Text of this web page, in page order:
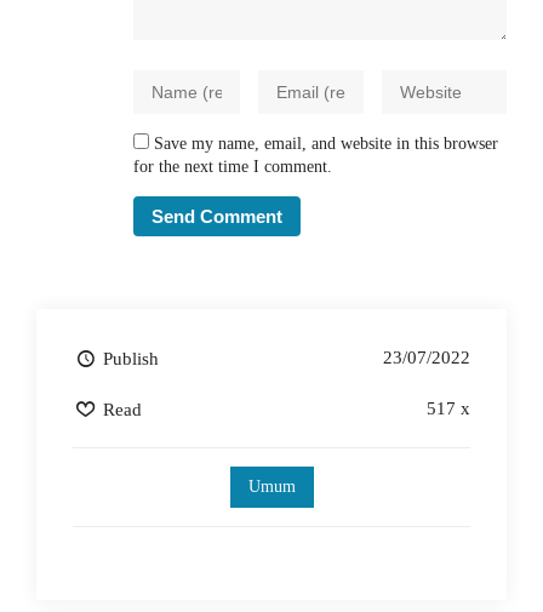
Save my name, email, and website in this browser
for the next time I comment.
Publish 23/07/2022
Read 517 x
Umum